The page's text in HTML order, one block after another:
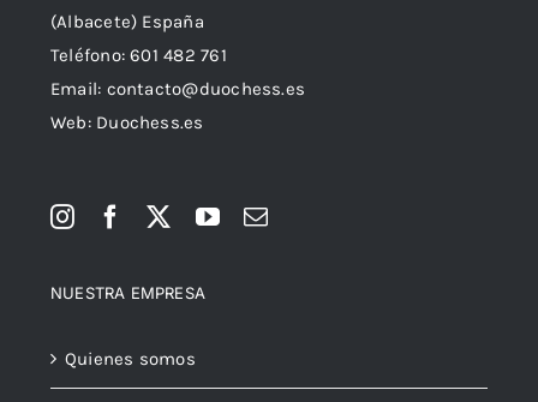
(Albacete) España
Teléfono:601 482 761
Email: contacto@duochess.es
Web: Duochess.es
NUESTRA EMPRESA
Quienes somos